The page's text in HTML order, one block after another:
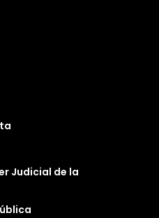
Judicial de la